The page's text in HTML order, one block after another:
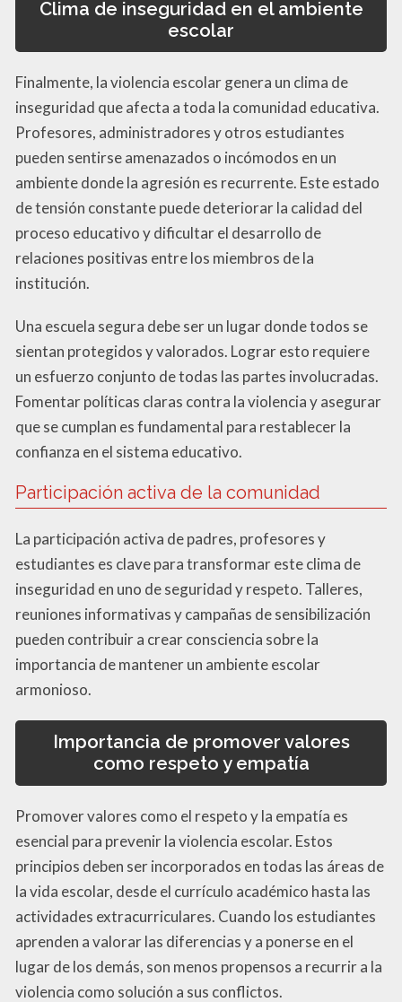
Clima de inseguridad en el ambiente
escolar
Finalmente, la violencia escolar genera un clima de
inseguridad que afecta a toda la comunidad educativa.
Profesores, administradores y otros estudiantes
pueden sentirse amenazados o incómodos en un
ambiente donde la agresión es recurrente. Este estado
de tensión constante puede deteriorar la calidad del
proceso educativo y dificultar el desarrollo de
relaciones positivas entre los miembros de la
institución.
Una escuela segura debe ser un lugar donde todos se
sientan protegidos y valorados. Lograr esto requiere
un esfuerzo conjunto de todas las partes involucradas.
Fomentar políticas claras contra la violencia y asegurar
que se cumplan es fundamental para restablecer la
confianza en el sistema educativo.
Participación activa de la comunidad
La participación activa de padres, profesores y
estudiantes es clave para transformar este clima de
inseguridad en uno de seguridad y respeto. Talleres,
reuniones informativas y campañas de sensibilización
pueden contribuir a crear consciencia sobre la
importancia de mantener un ambiente escolar
armonioso.
Importancia de promover valores
como respeto y empatía
Promover valores como el respeto y la empatía es
esencial para prevenir la violencia escolar. Estos
principios deben ser incorporados en todas las áreas de
la vida escolar, desde el currículo académico hasta las
actividades extracurriculares. Cuando los estudiantes
aprenden a valorar las diferencias y a ponerse en el
lugar de los demás, son menos propensos a recurrir a la
violencia como solución a sus conflictos.